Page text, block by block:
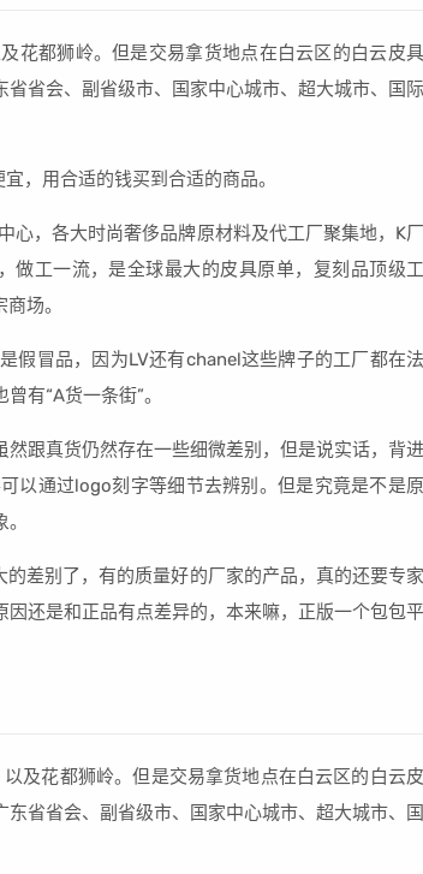
花都狮岭。但是交易拿货地点在白云区的白云皮具
省会、副省级市、国家中心城市、超大城市、国际
，用合适的钱买到合适的商品。
心，各大时尚奢侈品牌原材料及代工厂聚集地，K厂
做工一流，是全球最大的皮具原单，复刻品顶级工
场。
假冒品，因为LV还有chanel这些牌子的工厂都在法
有“A货一条街”。
跟真货仍然存在一些细微差别，但是说实话，背进
以通过logo刻字等细节去辨别。但是究竟是不是原
差别了，有的质量好的厂家的产品，真的还要专家
还是和正品有点差异的，本来嘛，正版一个包包平
及花都狮岭。但是交易拿货地点在白云区的白云皮
省省会、副省级市、国家中心城市、超大城市、国